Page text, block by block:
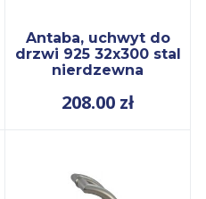
Antaba, uchwyt do
drzwi 925 32x300 stal
nierdzewna
208.00 zł